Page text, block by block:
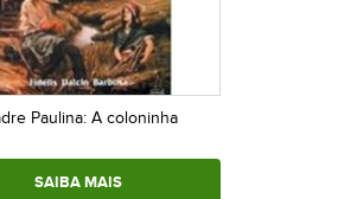
Paulina: A coloninha
SAIBA MAIS